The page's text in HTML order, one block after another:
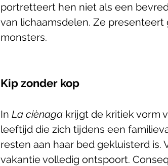
portretteert hen niet als een
van lichaamsdelen. Ze
monsters.
Kip zonder kop
In La ciènaga krijgt de kritiek vorm
leeftijd die zich tijdens een
resten aan haar bed gekluisterd
vakantie volledig ontspoort.